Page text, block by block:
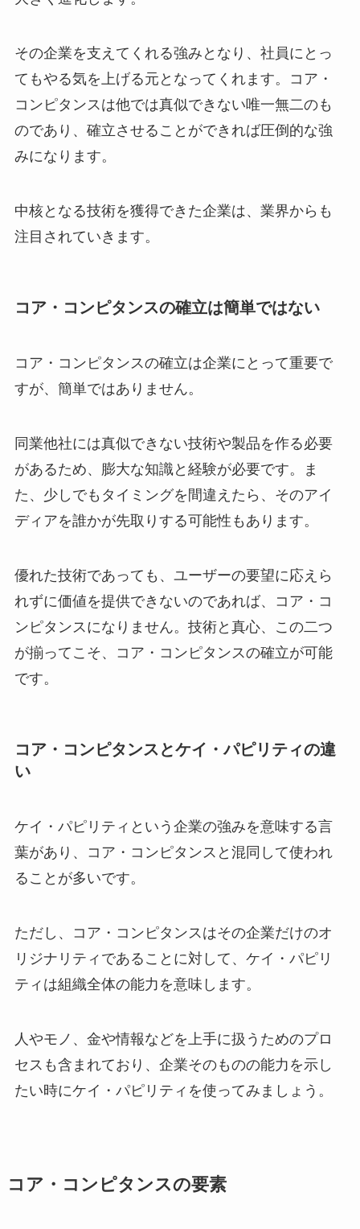
その企業を支えてくれる強みとなり、社員にとっ
てもやる気を上げる元となってくれます。コア・
コンピタンスは他では真似できない唯一無二のも
のであり、確立させることができれば圧倒的な強
みになります。
中核となる技術を獲得できた企業は、業界からも
注目されていきます。
コア・コンピタンスの確立は簡単ではない
コア・コンピタンスの確立は企業にとって重要で
すが、簡単ではありません。
同業他社には真似できない技術や製品を作る必要
があるため、膨大な知識と経験が必要です。ま
た、少しでもタイミングを間違えたら、そのアイ
ディアを誰かが先取りする可能性もあります。
優れた技術であっても、ユーザーの要望に応えら
れずに価値を提供できないのであれば、コア・コ
ンピタンスになりません。技術と真心、この二つ
が揃ってこそ、コア・コンピタンスの確立が可能
です。
コア・コンピタンスとケイ・パピリティの違
い
ケイ・パピリティという企業の強みを意味する言
葉があり、コア・コンピタンスと混同して使われ
ることが多いです。
ただし、コア・コンピタンスはその企業だけのオ
リジナリティであることに対して、ケイ・パピリ
ティは組織全体の能力を意味します。
人やモノ、金や情報などを上手に扱うためのプロ
セスも含まれており、企業そのものの能力を示し
たい時にケイ・パピリティを使ってみましょう。
コア・コンピタンスの要素